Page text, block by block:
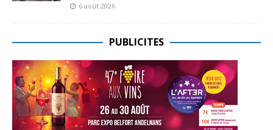
6 août 2026
PUBLICITES